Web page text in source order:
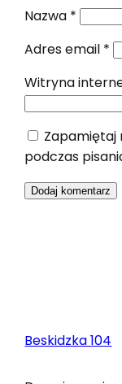
Nazwa *
Adres email *
Witryna
Zapamiętaj
podczas
Beskidzka 104